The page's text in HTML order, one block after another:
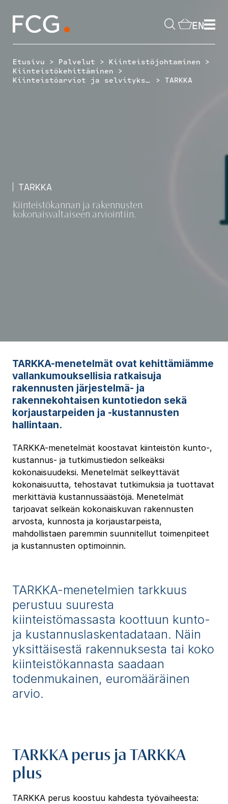
content
EN
Etusivu > Palvelut > Kiinteistöjohtaminen >
Kiinteistökehittäminen >
Kiinteistöarviot ja selvitykset > TARKKA
TARKKA
Kiinteistökannan ja rakennusten
kokonaisvaltaiseen arviointiin.
TARKKA-menetelmät ovat kehittämiämme
vallankumouksellisia ratkaisuja
rakennusten järjestelmä- ja
rakennekohtaisen kuntotiedon sekä
korjaustarpeiden ja -kustannusten
hallintaan.
TARKKA-menetelmät koostavat kiinteistön kunto-,
kustannus- ja tutkimustiedon selkeäksi
kokonaisuudeksi. Menetelmät selkeyttävät
kokonaisuutta, tehostavat tutkimuksia ja tuottavat
merkittäviä kustannussäästöjä. Menetelmät
tarjoavat selkeän kokonaiskuvan rakennusten
arvosta, kunnosta ja korjaustarpeista,
mahdollistaen paremmin suunnitellut toimenpiteet
ja kustannusten optimoinnin.
TARKKA-menetelmien tarkkuus
perustuu suuresta
kiinteistömassasta koottuun kunto-
ja kustannuslaskentadataan. Näin
yksittäisestä rakennuksesta tai koko
kiinteistökannasta saadaan
todenmukainen, euromääräinen
arvio.
TARKKA perus ja TARKKA
plus
TARKKA perus koostuu kahdesta työvaiheesta: